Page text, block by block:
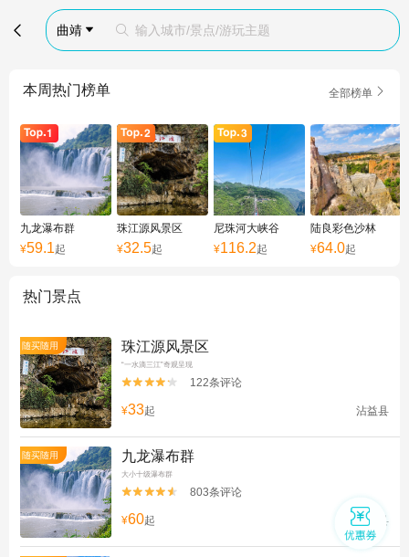
 曲靖   输入城市/景点/游玩主题
本周热门榜单 全部榜单 
九龙瀑布群
¥59.1起
珠江源风景区
¥32.5起
尼珠河大峡谷
¥116.2起
陆良彩色沙林
¥64.0起
热门景点
随买随用 珠江源风景区
“一水滴三江”奇观呈现

 122条评论
¥33起 沾益县
随买随用 九龙瀑布群
大小十级瀑布群

 803条评论
¥60起 罗平县